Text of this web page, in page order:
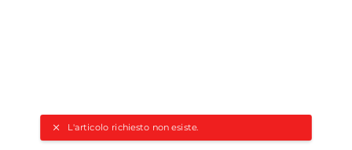
L'articolo richiesto non esiste.